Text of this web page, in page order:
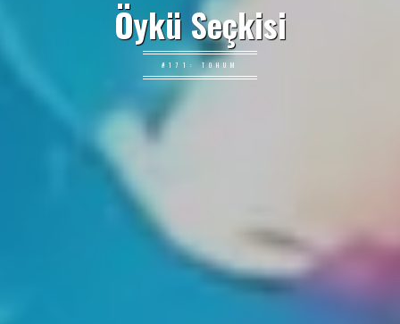
Öykü Seçkisi
#171: TOHUM